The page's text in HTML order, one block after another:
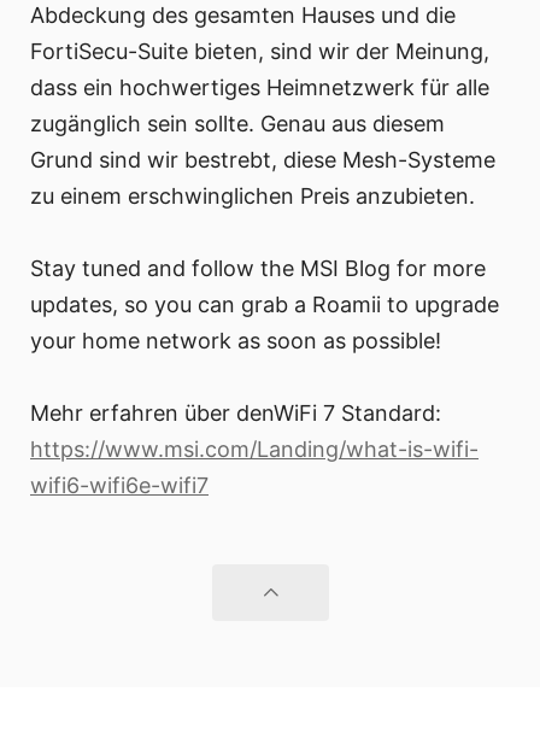
Abdeckung des gesamten Hauses und die
FortiSecu-Suite bieten, sind wir der Meinung,
dass ein hochwertiges Heimnetzwerk für alle
zugänglich sein sollte. Genau aus diesem
Grund sind wir bestrebt, diese Mesh-Systeme
zu einem erschwinglichen Preis anzubieten.
Stay tuned and follow the MSI Blog for more
updates, so you can grab a Roamii to upgrade
your home network as soon as possible!
Mehr erfahren über denWiFi 7 Standard:
https://www.msi.com/Landing/what-is-wifi-
wifi6-wifi6e-wifi7